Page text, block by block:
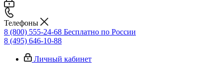
Телефоны
8 (800) 555-24-68 Бесплатно по России
8 (495) 646-10-88
Личный кабинет